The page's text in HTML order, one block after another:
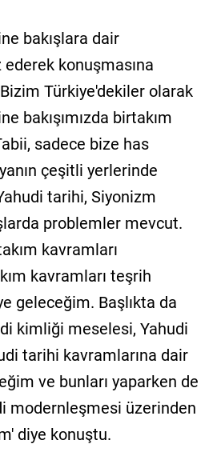
bakışlara dair
konuşmasına
Türkiye'dekiler olarak
bakışımızda birtakım
sadece bize has
çeşitli yerlerinde
tarihi, Siyonizm
problemler mevcut.
kavramları
kavramları teşrih
geleceğim. Başlıkta da
kimliği meselesi, Yahudi
tarihi kavramlarına dair
ve bunları yaparken de
modernleşmesi üzerinden
diye konuştu.